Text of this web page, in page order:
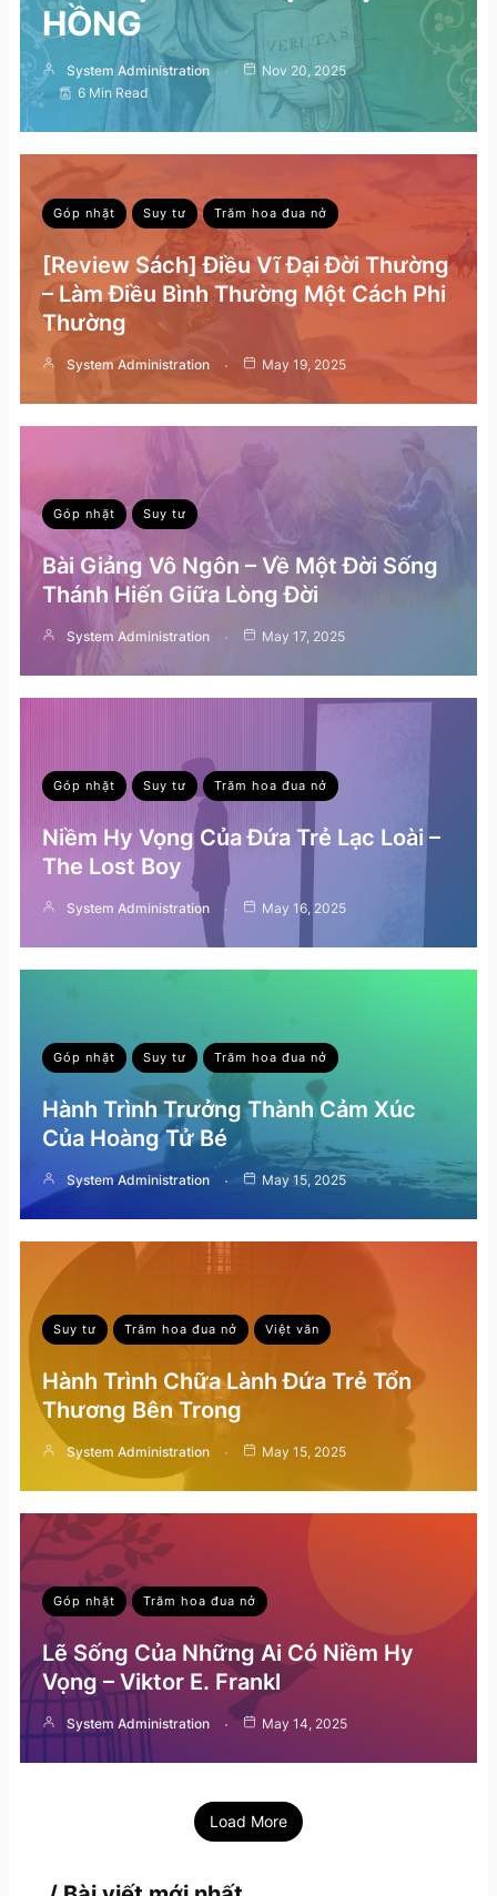
HỒNG
System Administration
Nov 20, 2025
6 Min Read
Góp nhặt Suy tư Trăm hoa đua nở
[Review Sách] Điều Vĩ Đại Đời Thường
– Làm Điều Bình Thường Một Cách Phi
Thường
System Administration May 19, 2025
Góp nhặt Suy tư
Bài Giảng Vô Ngôn – Về Một Đời Sống
Thánh Hiến Giữa Lòng Đời
System Administration May 17, 2025
Góp nhặt Suy tư Trăm hoa đua nở
Niềm Hy Vọng Của Đứa Trẻ Lạc Loài –
The Lost Boy
System Administration May 16, 2025
Góp nhặt Suy tư Trăm hoa đua nở
Hành Trình Trưởng Thành Cảm Xúc
Của Hoàng Tử Bé
System Administration May 15, 2025
Suy tư Trăm hoa đua nở Việt văn
Hành Trình Chữa Lành Đứa Trẻ Tổn
Thương Bên Trong
System Administration May 15, 2025
Góp nhặt Trăm hoa đua nở
Lẽ Sống Của Những Ai Có Niềm Hy
Vọng – Viktor E. Frankl
System Administration May 14, 2025
Load More